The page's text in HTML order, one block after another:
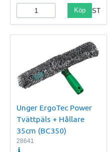
Köp ST
Unger ErgoTec Power
Tvättpäls + Hållare
35cm (BC350)
28641